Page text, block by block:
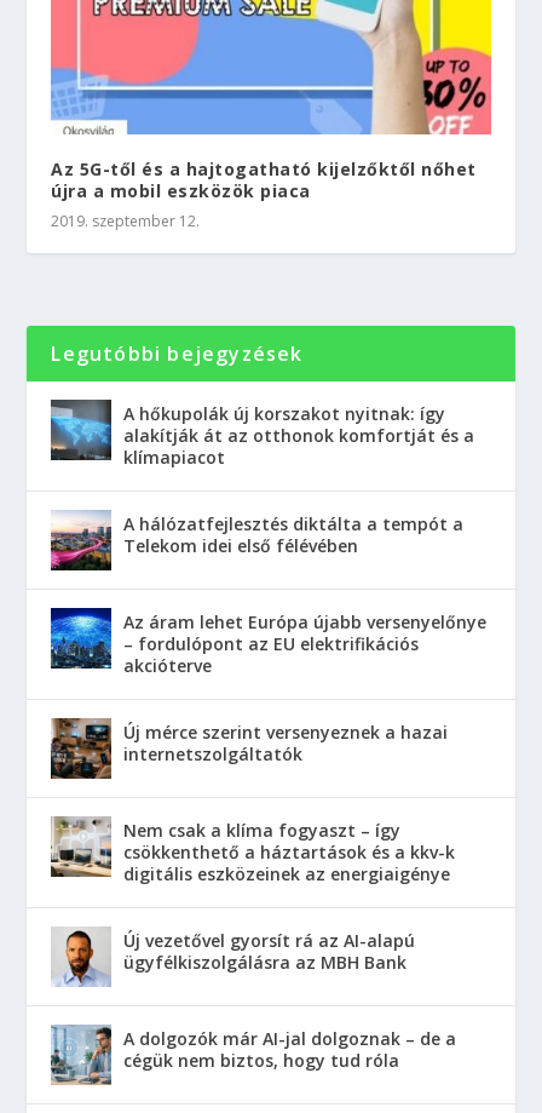
Az 5G-től és a hajtogatható kijelzőktől nőhet
újra a mobil eszközök piaca
2019. szeptember 12.
Legutóbbi bejegyzések
A hőkupolák új korszakot nyitnak: így
alakítják át az otthonok komfortját és a
klímapiacot
A hálózatfejlesztés diktálta a tempót a
Telekom idei első félévében
Az áram lehet Európa újabb versenyelőnye
– fordulópont az EU elektrifikációs
akcióterve
Új mérce szerint versenyeznek a hazai
internetszolgáltatók
Nem csak a klíma fogyaszt – így
csökkenthető a háztartások és a kkv-k
digitális eszközeinek az energiaigénye
Új vezetővel gyorsít rá az AI-alapú
ügyfélkiszolgálásra az MBH Bank
A dolgozók már AI-jal dolgoznak – de a
cégük nem biztos, hogy tud róla